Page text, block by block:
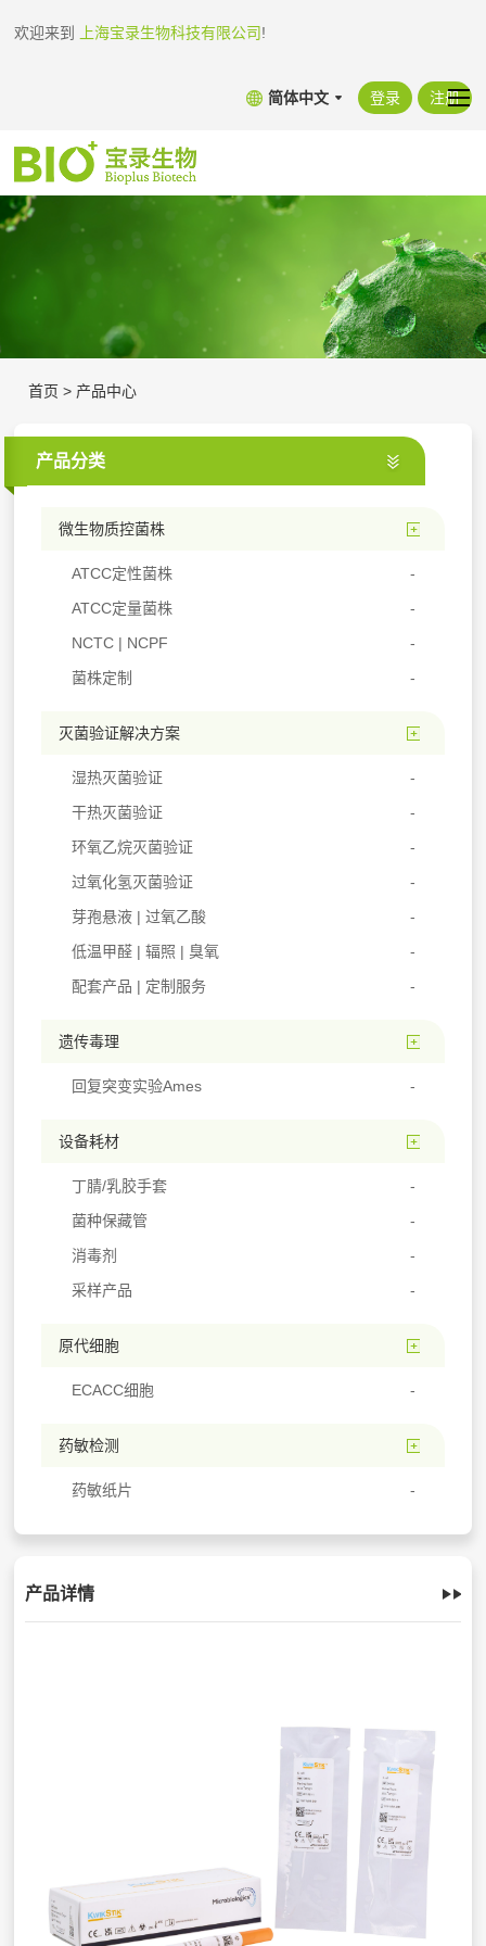
欢迎来到 上海宝录生物科技有限公司!
简体中文 登录 注册
首页 > 产品中心
产品分类
微生物质控菌株
ATCC定性菌株
ATCC定量菌株
NCTC | NCPF
菌株定制
灭菌验证解决方案
湿热灭菌验证
干热灭菌验证
环氧乙烷灭菌验证
过氧化氢灭菌验证
芽孢悬液 | 过氧乙酸
低温甲醛 | 辐照 | 臭氧
配套产品 | 定制服务
遗传毒理
回复突变实验Ames
设备耗材
丁腈/乳胶手套
菌种保藏管
消毒剂
采样产品
原代细胞
ECACC细胞
药敏检测
药敏纸片
产品详情